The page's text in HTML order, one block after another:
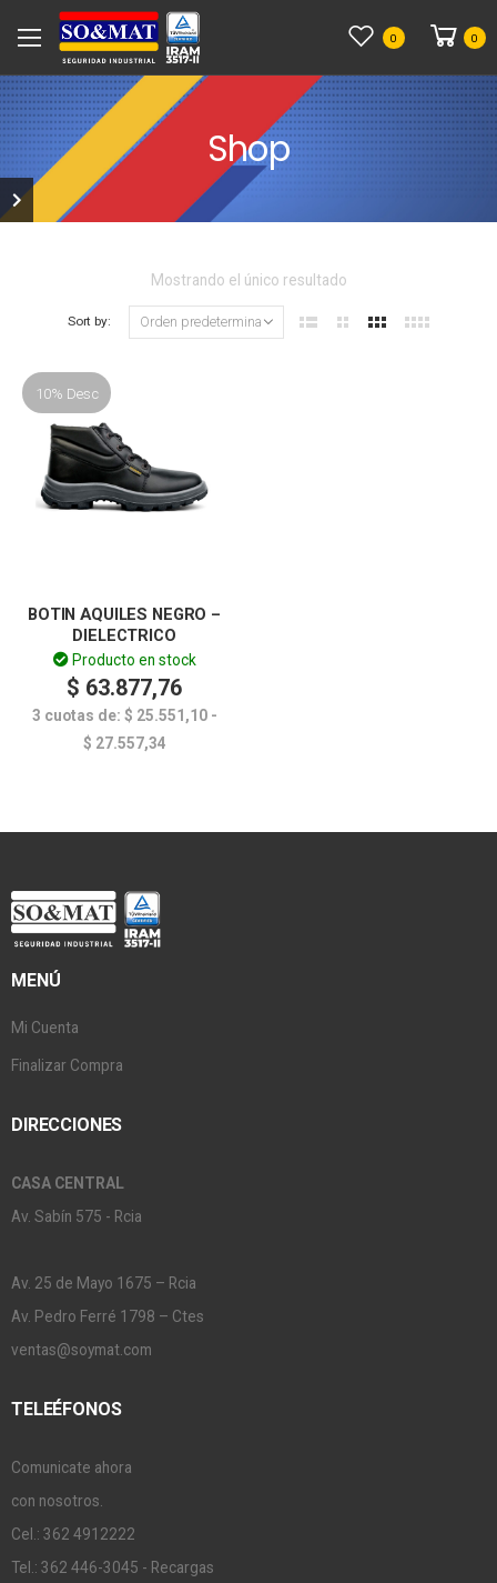
0 0
Shop
Mostrando el único resultado
Sort by:
10% Desc
BOTIN AQUILES NEGRO –
DIELECTRICO
Producto en stock
$ 63.877,76
3 cuotas de: $ 25.551,10-
$ 27.557,34
MENÚ
Mi Cuenta
Finalizar Compra
DIRECCIONES
CASA CENTRAL
Av. Sabín 575 - Rcia
Av. 25 de Mayo 1675 – Rcia
Av. Pedro Ferré 1798 – Ctes
ventas@soymat.com
TELEÉFONOS
Comunicate ahora
con nosotros.
Cel.: 362 4912222
Tel.: 362 446-3045 - Recargas